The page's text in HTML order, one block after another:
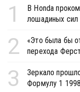
1
В Honda
лошадиных сил
2
«Это была бы
перехода
3
Зеркало
Формулу 1